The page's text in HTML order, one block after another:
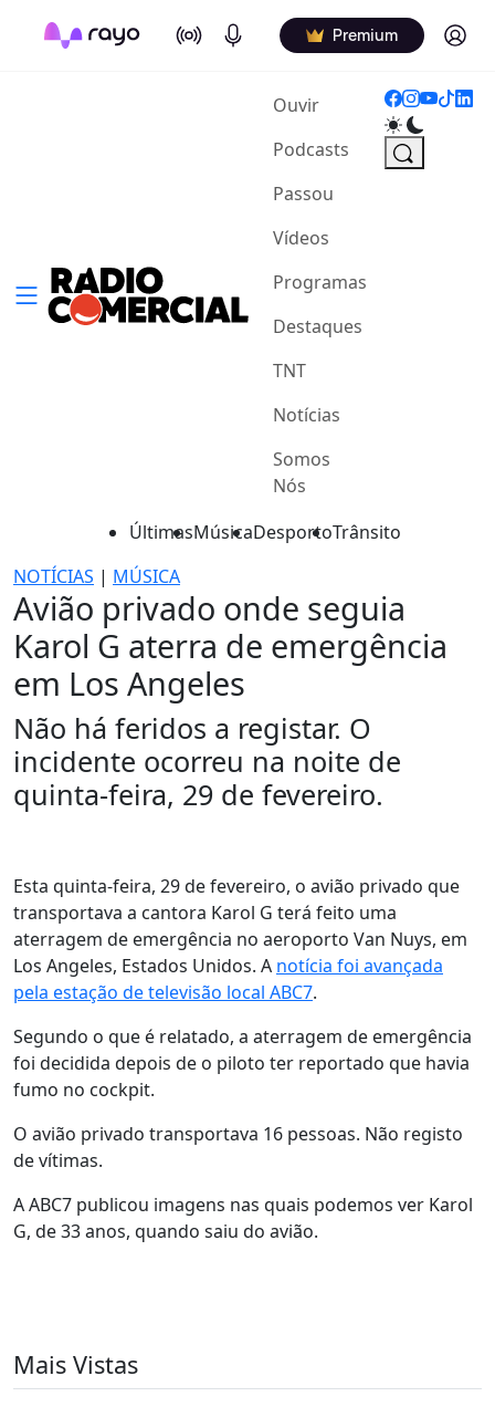
On Air Podcasts Premium Log in
Ouvir(current)
Podcasts
Passou
Vídeos
Programas
Destaques
TNT
Notícias
Somos
Nós
ÚltimasMúsicaDesportoTrânsito
NOTÍCIAS | MÚSICA
Avião privado onde seguia
Karol G aterra de emergência
em Los Angeles
Não há feridos a registar. O
incidente ocorreu na noite de
quinta-feira, 29 de fevereiro.
Esta quinta-feira, 29 de fevereiro, o avião privado que
transportava a cantora Karol G terá feito uma
aterragem de emergência no aeroporto Van Nuys, em
Los Angeles, Estados Unidos. A notícia foi avançada
pela estação de televisão local ABC7.
Segundo o que é relatado, a aterragem de emergência
foi decidida depois de o piloto ter reportado que havia
fumo no cockpit.
O avião privado transportava 16 pessoas. Não registo
de vítimas.
A ABC7 publicou imagens nas quais podemos ver Karol
G, de 33 anos, quando saiu do avião.
Mais Vistas